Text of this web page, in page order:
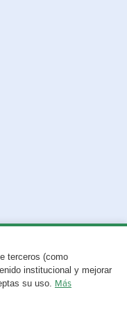
terceros (como
institucional y mejorar
su uso. Más
Repórtalo aquí.